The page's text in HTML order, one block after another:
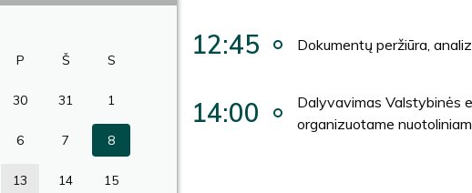
P Š S
30 31 1
6 7 8
13 14 15
12:45 Dokumentų peržiūra,
14:00
Dalyvavimas Valstybinės
organizuotame